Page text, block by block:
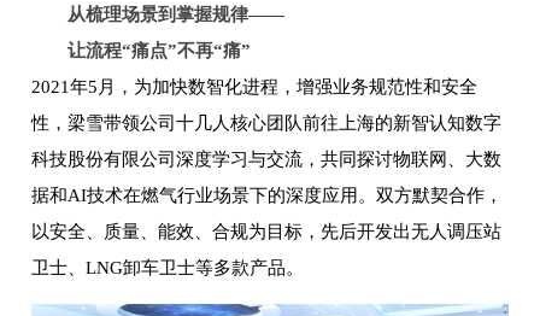
从梳理场景到掌握规律——
让流程“痛点”不再“痛”
2021年5月，为加快数智化进程，增强业务规范性和安全
性，梁雪带领公司十几人核心团队前往上海的新智认知数字
科技股份有限公司深度学习与交流，共同探讨物联网、大数
据和AI技术在燃气行业场景下的深度应用。双方默契合作，
以安全、质量、能效、合规为目标，先后开发出无人调压站
卫士、LNG卸车卫士等多款产品。